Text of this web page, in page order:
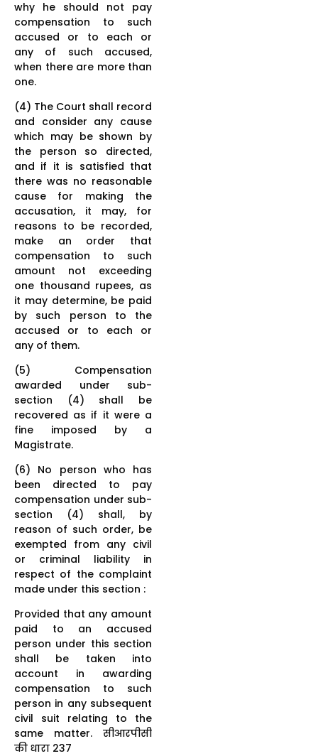
why he should not pay
compensation to such
accused or to each or
any of such accused,
when there are more than
one.
(4) The Court shall record
and consider any cause
which may be shown by
the person so directed,
and if it is satisfied that
there was no reasonable
cause for making the
accusation, it may, for
reasons to be recorded,
make an order that
compensation to such
amount not exceeding
one thousand rupees, as
it may determine, be paid
by such person to the
accused or to each or
any of them.
(5) Compensation
awarded under sub-
section (4) shall be
recovered as if it were a
fine imposed by a
Magistrate.
(6) No person who has
been directed to pay
compensation under sub-
section (4) shall, by
reason of such order, be
exempted from any civil
or criminal liability in
respect of the complaint
made under this section :
Provided that any amount
paid to an accused
person under this section
shall be taken into
account in awarding
compensation to such
person in any subsequent
civil suit relating to the
same matter. सीआरपीसी
की धारा 237